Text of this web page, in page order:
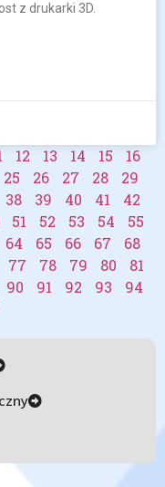
z drukarki 3D.
12 13 14 15
16
25 26 27 28
29
38 39 40 41
42
51 52 53 54
55
64 65 66 67
68
77 78 79 80
81
90 91 92 93
94